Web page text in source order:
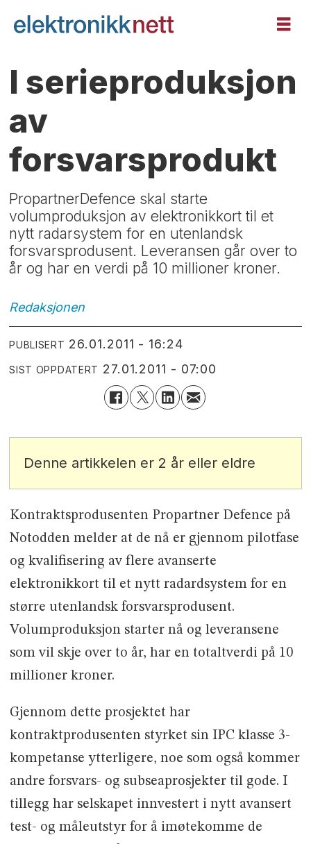
I serieproduksjon
av
forsvarsprodukt
PropartnerDefence skal starte
volumproduksjon av elektronikkort til et
nytt radarsystem for en utenlandsk
forsvarsprodusent. Leveransen går over to
år og har en verdi på 10 millioner kroner.
Redaksjonen
PUBLISERT 26.01.2011 - 16:24
SIST OPPDATERT 27.01.2011 - 07:00
Denne artikkelen er 2 år eller eldre
Kontraktsprodusenten Propartner Defence på
Notodden melder at de nå er gjennom pilotfase
og kvalifisering av flere avanserte
elektronikkort til et nytt radardsystem for en
større utenlandsk forsvarsprodusent.
Volumproduksjon starter nå og leveransene
som vil skje over to år, har en totaltverdi på 10
millioner kroner.
Gjennom dette prosjektet har
kontraktprodusenten styrket sin IPC klasse 3-
kompetanse ytterligere, noe som også kommer
andre forsvars- og subseaprosjekter til gode. I
tillegg har selskapet innvestert i nytt avansert
test- og måleutstyr for å imøtekomme de